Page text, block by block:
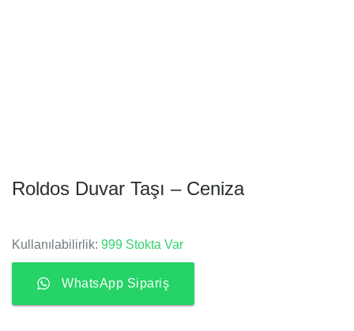
Roldos Duvar Taşı – Ceniza
Kullanılabilirlik: 999 Stokta Var
WhatsApp Sipariş